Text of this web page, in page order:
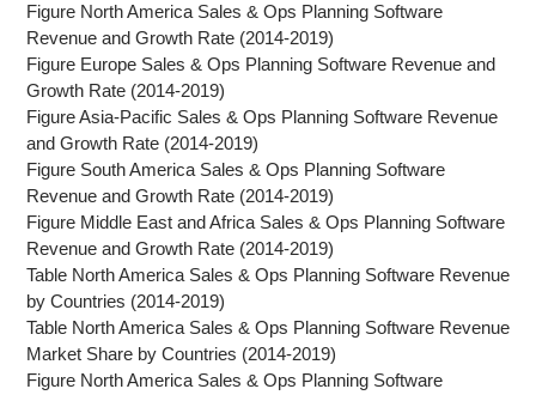
Figure North America Sales & Ops Planning Software
Revenue and Growth Rate (2014-2019)
Figure Europe Sales & Ops Planning Software Revenue and
Growth Rate (2014-2019)
Figure Asia-Pacific Sales & Ops Planning Software Revenue
and Growth Rate (2014-2019)
Figure South America Sales & Ops Planning Software
Revenue and Growth Rate (2014-2019)
Figure Middle East and Africa Sales & Ops Planning Software
Revenue and Growth Rate (2014-2019)
Table North America Sales & Ops Planning Software Revenue
by Countries (2014-2019)
Table North America Sales & Ops Planning Software Revenue
Market Share by Countries (2014-2019)
Figure North America Sales & Ops Planning Software